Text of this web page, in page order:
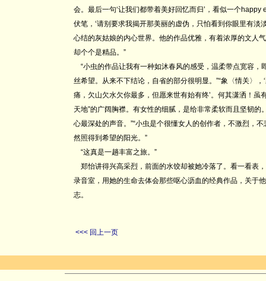
会。最后一句‘让我们都带着美好回忆而归’，看似一个
伏笔，‘请别要求我揭开那美丽的虚伪，只怕看到你眼里有淡
心结的灰姑娘的内心世界。他的作品优雅，有着浓厚的文人
却个个是精品。”
“小虫的作品让我有一种如沐春风的感受，温柔带点宽容，
丝希望。从来不下结论，自省的部分很明显。”“象〈情关〉
痛，欠山欠水欠你最多，但愿来世有始有终’。何其潇洒！虽
天地”的广阔胸襟。有女性的细腻，是给非常柔软而且坚韧的
心最深处的声音。”“小虫是个很懂女人的创作者，不激烈，
然照得到希望的阳光。”
“这真是一趟丰富之旅。”
郑怡讲得兴高采烈，前面的水饺却被她冷落了。看一看表
录音室，用她的生命去体会那些呕心沥血的经典作品，关于
志。
<<< 回上一页